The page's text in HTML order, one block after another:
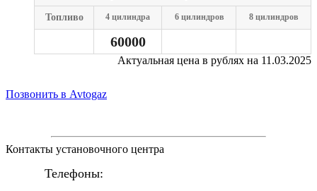
Топливо 4 цилиндра 6 цилиндров 8 цилиндров
60000
Актуальная цена в рублях на 11.03.2025
Позвонить в Avtogaz
Контакты установочного центра
Телефоны: